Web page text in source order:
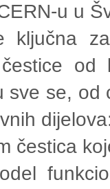
u u
ključna
sve se,
čestica